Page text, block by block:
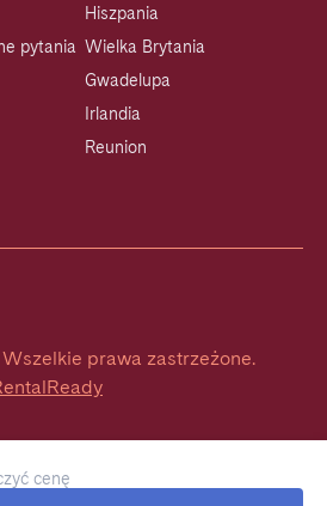
cenę
pytania
Hiszpania
Wielka Brytania
Gwadelupa
Irlandia
Reunion
Wszelkie prawa zastrzeżone.